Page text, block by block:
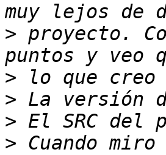
> proyecto.
>
>
>
> Cuando